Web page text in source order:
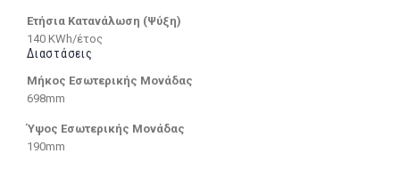
Ετήσια Κατανάλωση (Ψύξη)
140 KWh/έτος
Διαστάσεις
Μήκος Εσωτερικής Μονάδας
698mm
Ύψος Εσωτερικής Μονάδας
190mm